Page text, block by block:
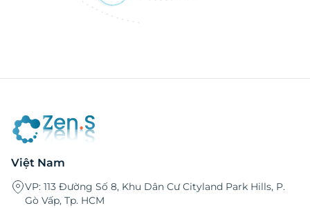
Việt Nam
VP: 113 Đường Số 8, Khu Dân Cư Cityland Park Hills, P.
Gò Vấp, Tp. HCM